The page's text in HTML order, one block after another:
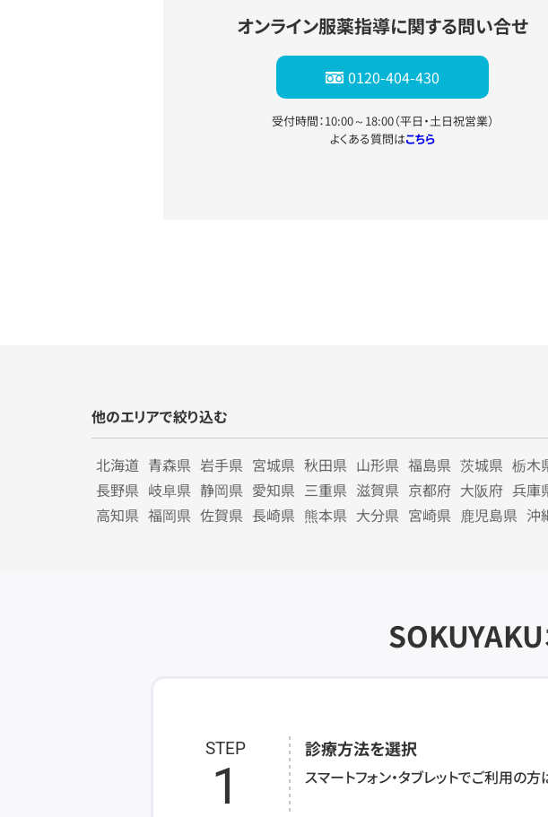
オンライン服薬指導に関する問い合せ
0120-404-430
受付時間：10:00～18:00（平日・土日祝営業）
よくある質問はこちら
他のエリアで絞り込む
北海道 青森県 岩手県 宮城県 秋田県 山形県 福島県 茨城県 栃木
長野県 岐阜県 静岡県 愛知県 三重県 滋賀県 京都府 大阪府 兵庫
高知県 福岡県 佐賀県 長崎県 熊本県 大分県 宮崎県 鹿児島県 沖
SOKUYAKU
STEP
1
診療方法を選択
スマートフォン・タブレットでご利用の